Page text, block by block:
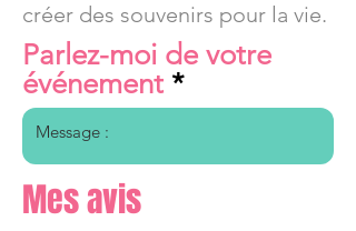
créer des souvenirs pour la vie.
Parlez-moi de votre
événement
Mes avis